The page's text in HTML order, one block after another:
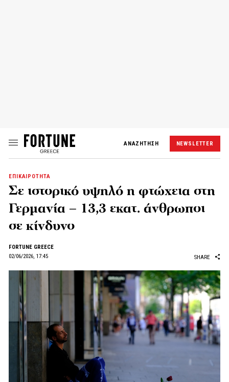
ΑΝΑΖΗΤΗΣΗ NEWSLETTER
ΕΠΙΚΑΙΡΟΤΗΤΑ
Σε ιστορικό υψηλό η φτώχεια στη
Γερμανία – 13,3 εκατ. άνθρωποι
σε κίνδυνο
FORTUNE GREECE
02/06/2026, 17:45
SHARE